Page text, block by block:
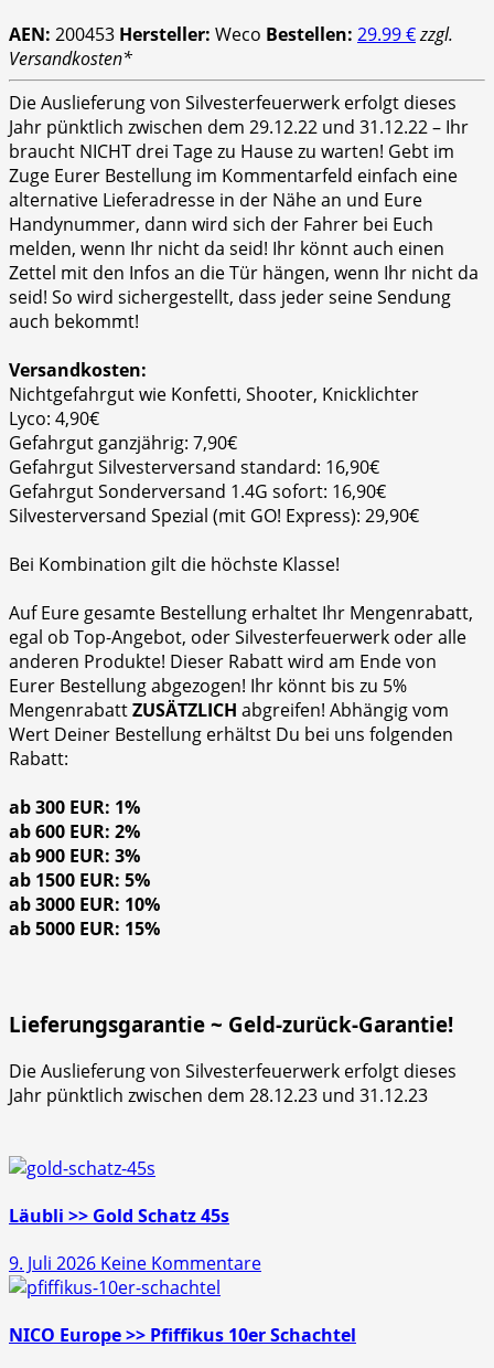
AEN: 200453 Hersteller: Weco Bestellen: 29.99 €zzgl.
Versandkosten*
Die Auslieferung von Silvesterfeuerwerk erfolgt dieses
Jahr pünktlich zwischen dem 29.12.22 und 31.12.22 – Ihr
braucht NICHT drei Tage zu Hause zu warten! Gebt im
Zuge Eurer Bestellung im Kommentarfeld einfach eine
alternative Lieferadresse in der Nähe an und Eure
Handynummer, dann wird sich der Fahrer bei Euch
melden, wenn Ihr nicht da seid! Ihr könnt auch einen
Zettel mit den Infos an die Tür hängen, wenn Ihr nicht da
seid! So wird sichergestellt, dass jeder seine Sendung
auch bekommt!
Versandkosten:
Nichtgefahrgut wie Konfetti, Shooter, Knicklichter
Lyco: 4,90€
Gefahrgut ganzjährig: 7,90€
Gefahrgut Silvesterversand standard: 16,90€
Gefahrgut Sonderversand 1.4G sofort: 16,90€
Silvesterversand Spezial (mit GO! Express): 29,90€
Bei Kombination gilt die höchste Klasse!
Auf Eure gesamte Bestellung erhaltet Ihr Mengenrabatt,
egal ob Top-Angebot, oder Silvesterfeuerwerk oder alle
anderen Produkte! Dieser Rabatt wird am Ende von
Eurer Bestellung abgezogen! Ihr könnt bis zu 5%
MengenrabattZUSÄTZLICH abgreifen! Abhängig vom
Wert Deiner Bestellung erhältst Du bei uns folgenden
Rabatt:
ab 300 EUR: 1%
ab 600 EUR: 2%
ab 900 EUR: 3%
ab 1500 EUR: 5%
ab 3000 EUR: 10%
ab 5000 EUR: 15%
Lieferungsgarantie ~ Geld-zurück-Garantie!
Die Auslieferung von Silvesterfeuerwerk erfolgt dieses
Jahr pünktlich zwischen dem 28.12.23 und 31.12.23
Läubli >> Gold Schatz 45s
9. Juli 2026 Keine Kommentarezu
Gold
NICO Europe >> Pfiffikus 10er Schachtel